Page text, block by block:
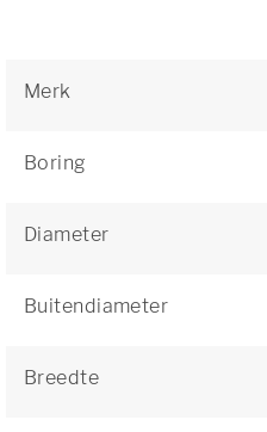
Merk
Boring
Diameter
Buitendiameter
Breedte